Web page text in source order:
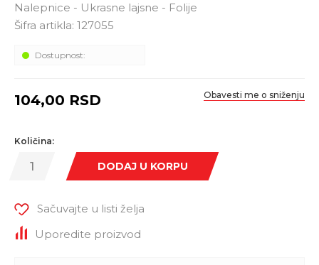
Nalepnice - Ukrasne lajsne - Folije
Šifra artikla: 127055
Dostupnost:
104,00 RSD Obavesti me o sniženju
Količina:
DODAJ U KORPU
Sačuvajte u listi želja
Uporedite proizvod